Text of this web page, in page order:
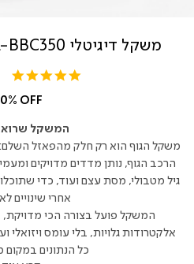
משקל דיגיטלי GLO DELUXE SCL-BBC350
OFF
המשקל
משקל הגוף הוא רק חלק מהפאזל
הרכב הגוף, נותן מדדים מדויקים
גיל מטבולי, מסת עצם ועוד, כדי
אחרי שינויים
המשקל פועל בצורה הכי מדויקת,
אלקטרודות גלויות, בלי עומס
כל הנתונים במקום